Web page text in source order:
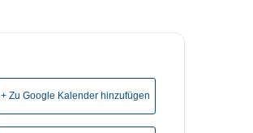
+ Zu Google Kalender hinzufügen